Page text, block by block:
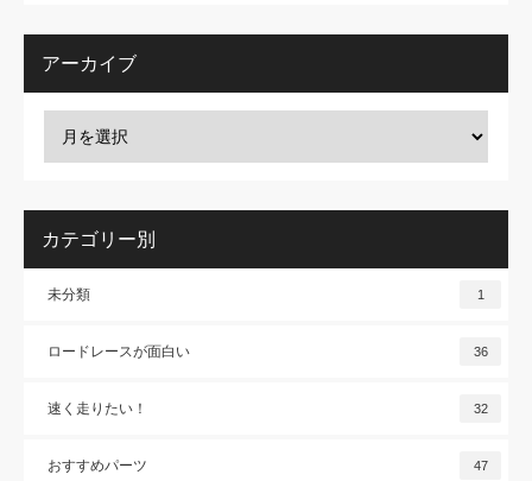
アーカイブ
カテゴリー別
未分類 1
ロードレースが面白い 36
速く走りたい！ 32
おすすめパーツ 47